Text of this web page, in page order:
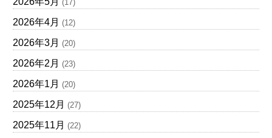
(17)
2026年4月 (12)
2026年3月 (20)
2026年2月 (23)
2026年1月 (20)
2025年12月 (27)
2025年11月 (22)